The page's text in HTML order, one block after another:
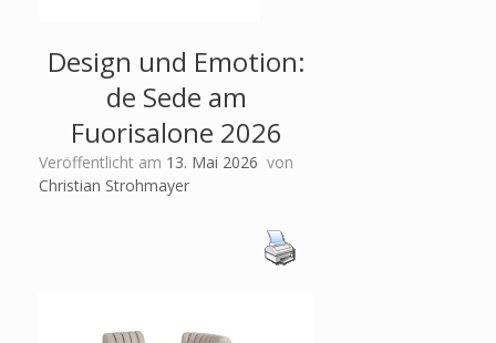
Design und Emotion:
de Sede am
Fuorisalone 2026
Veröffentlicht am 13. Mai 2026 von
Christian Strohmayer